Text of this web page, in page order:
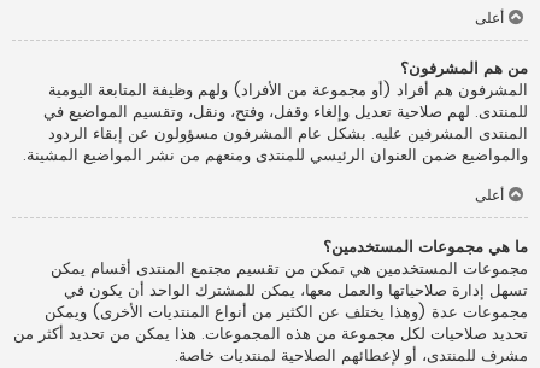
أعلى
من هم المشرفون؟
المشرفون هم أفراد (أو مجموعة من الأفراد) ولهم وظيفة المتابعة اليومية
للمنتدى. لهم صلاحية تعديل وإلغاء وقفل، وفتح، ونقل، وتقسيم المواضيع في
المنتدى المشرفين عليه. بشكل عام المشرفون مسؤولون عن إبقاء الردود
والمواضيع ضمن العنوان الرئيسي للمنتدى ومنعهم من نشر المواضيع المشينة.
أعلى
ما هي مجموعات المستخدمين؟
مجموعات المستخدمين هي تمكن من تقسيم مجتمع المنتدى أقسام يمكن
تسهل إدارة صلاحياتها والعمل معها، يمكن للمشترك الواحد أن يكون في
مجموعات عدة (وهذا يختلف عن الكثير من أنواع المنتديات الأخرى) ويمكن
تحديد صلاحيات لكل مجموعة من هذه المجموعات. هذا يمكن من تحديد أكثر من
مشرف للمنتدى، أو لإعطائهم الصلاحية لمنتديات خاصة.